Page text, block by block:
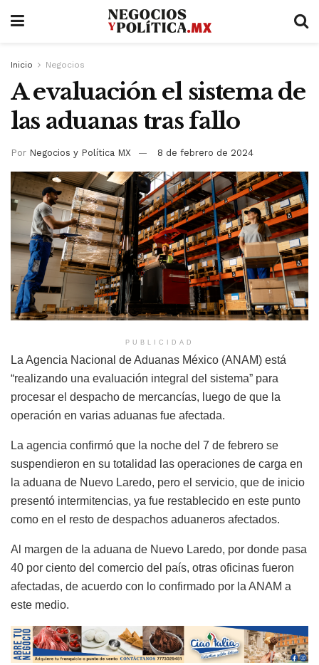
Inicio Negocios
A evaluación el sistema de
las aduanas tras fallo
Por Negocios y Política MX 8 de febrero de 2024
PUBLICIDAD
La Agencia Nacional de Aduanas México (ANAM) está
“realizando una evaluación integral del sistema” para
procesar el despacho de mercancías, luego de que la
operación en varias aduanas fue afectada.
La agencia confirmó que la noche del 7 de febrero se
suspendieron en su totalidad las operaciones de carga en
la aduana de Nuevo Laredo, pero el servicio, que de inicio
presentó intermitencias, ya fue restablecido en este punto
como en el resto de despachos aduaneros afectados.
Al margen de la aduana de Nuevo Laredo, por donde pasa
40 por ciento del comercio del país, otras oficinas fueron
afectadas, de acuerdo con lo confirmado por la ANAM a
este medio.